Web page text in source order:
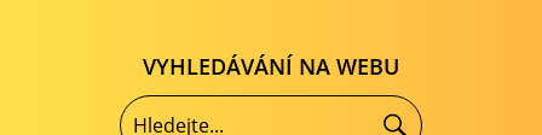
VYHLEDÁVÁNÍ NA WEBU